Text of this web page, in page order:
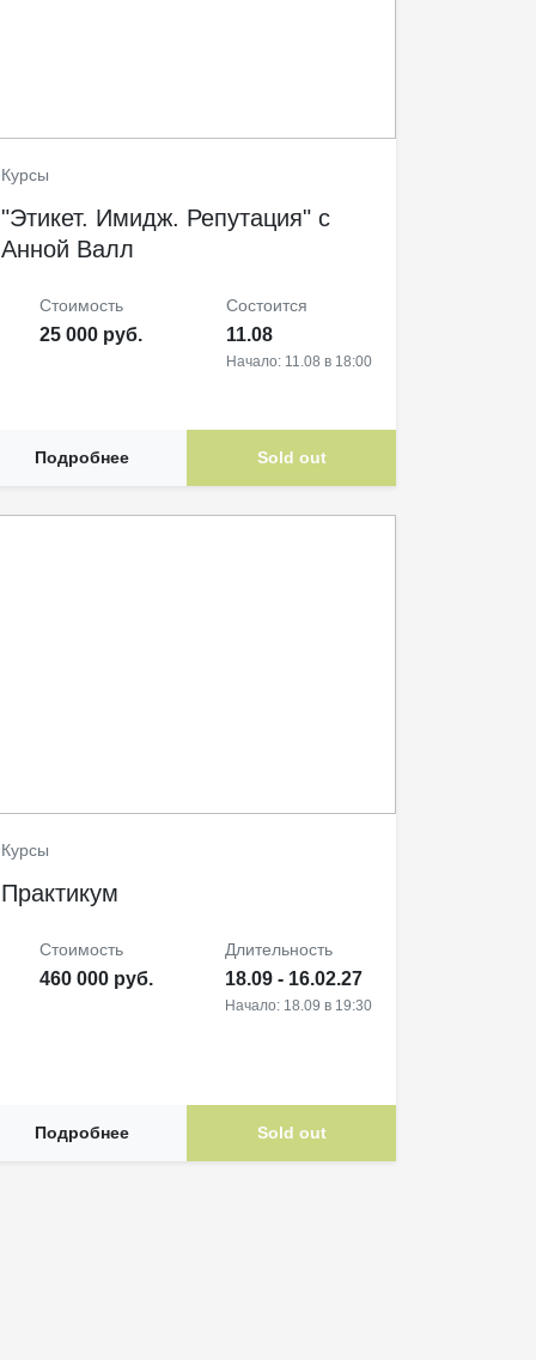
Курсы
"Этикет. Имидж. Репутация" с
Анной Валл
Стоимость
25 000 руб.
Cостоится
11.08
Начало: 11.08 в 18:00
Подробнее Sold out
Курсы
Практикум
Стоимость
460 000 руб.
Длительность
18.09 - 16.02.27
Начало: 18.09 в 19:30
Подробнее Sold out